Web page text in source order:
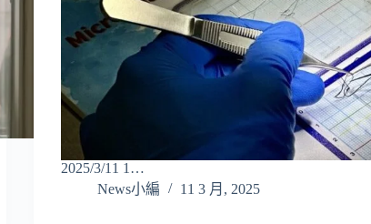
2025/3/11 1…
News小編
11 3 月, 2025